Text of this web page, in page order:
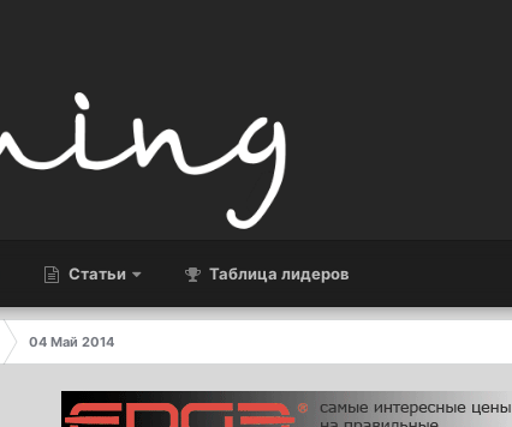
Статьи Таблица лидеров
04 Май 2014